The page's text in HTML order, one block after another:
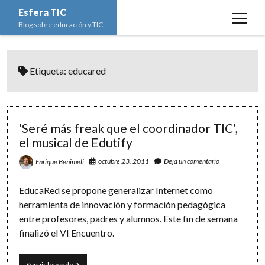
Esfera TIC
Blog sobre educación y TIC
open
Educación y TIC open
Escuela de padres
Espacios
Formación
Innovación
Lectura
menu
Ciencias Naturales
Ed. Plástica y Visual
Geografía e Historia
Historia del Arte
Lengua
Música
Informática
menu
Imagen digital
Ofimática open
Bases de datos
Hoja de cálculo
Programación
Redes de ordenadores
Redes sociales
Matemáticas
open
Estadística
Geometría
twitter
Etiqueta:educared
‘Seré más freak que el coordinador TIC’,
el musical de Edutify
Enrique Benimeli octubre 23, 2011 Deja un comentario
EducaRed se propone generalizar Internet como
herramienta de innovación y formación pedagógica
entre profesores, padres y alumnos. Este fin de semana
finalizó el VI Encuentro.